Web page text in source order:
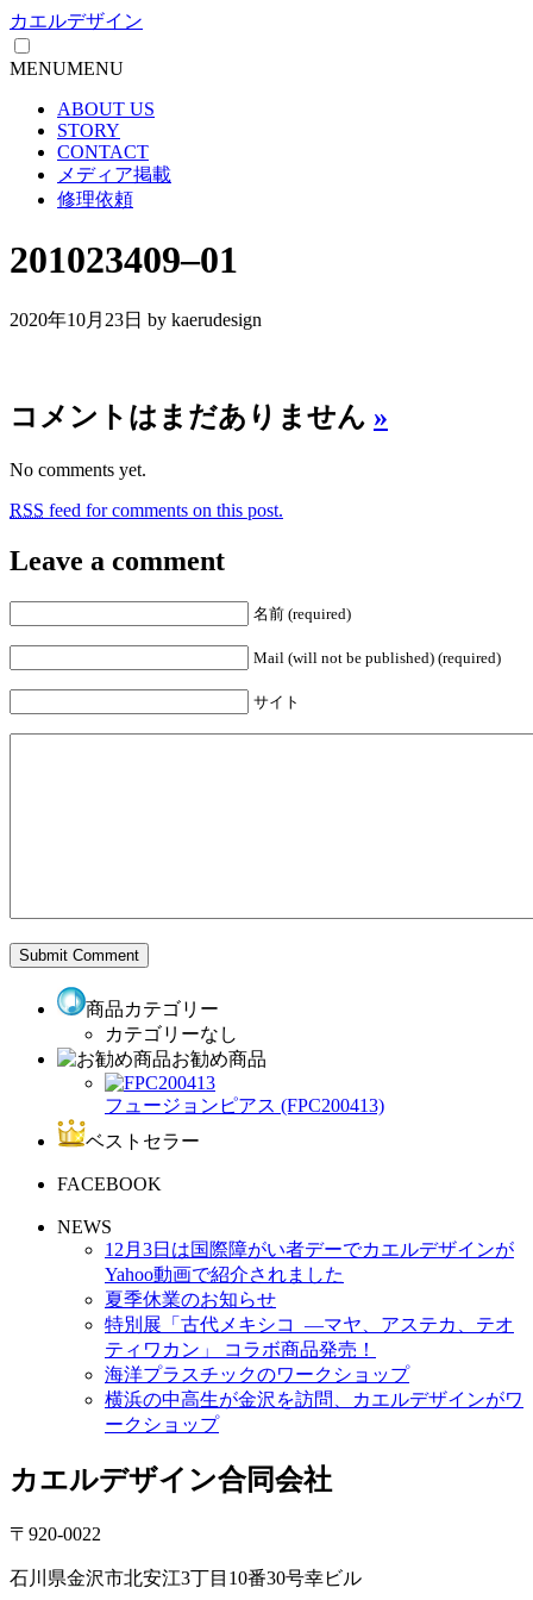
カエルデザイン
MENUMENU
ABOUT US
STORY
CONTACT
メディア掲載
修理依頼
201023409–01
2020年10月23日 by kaerudesign
コメントはまだありません »
No comments yet.
RSS feed for comments on this post.
Leave a comment
名前 (required)
Mail (will not be published) (required)
サイト
商品カテゴリー
カテゴリーなし
お勧め商品
フュージョンピアス (FPC200413)
ベストセラー
FACEBOOK
NEWS
12月3日は国際障がい者デーでカエルデザインが
Yahoo動画で紹介されました
夏季休業のお知らせ
特別展「古代メキシコ ―マヤ、アステカ、テオ
ティワカン」 コラボ商品発売！
海洋プラスチックのワークショップ
横浜の中高生が金沢を訪問、カエルデザインがワ
ークショップ
カエルデザイン合同会社
〒920-0022
石川県金沢市北安江3丁目10番30号幸ビル